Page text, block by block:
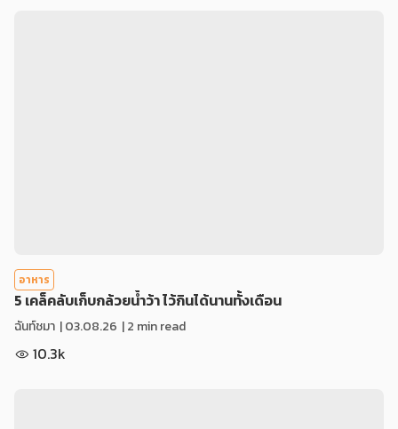
อาหาร
5 เคล็คลับเก็บกล้วยน้ำว้า ไว้กินได้นานทั้งเดือน
ฉันท์ชมา |03.08.26 | 2 min read
10.3k